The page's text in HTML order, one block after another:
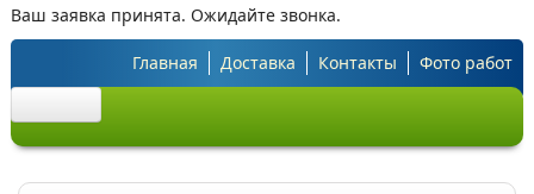
Ваш заявка принята. Ожидайте звонка.
Главная Доставка Контакты Фото работ